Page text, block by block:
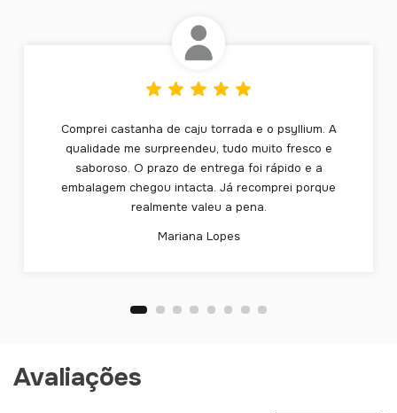
Comprei castanha de caju torrada e o psyllium. A
qualidade me surpreendeu, tudo muito fresco e
saboroso. O prazo de entrega foi rápido e a
embalagem chegou intacta. Já recomprei porque
realmente valeu a pena.
Mariana Lopes
Avaliações